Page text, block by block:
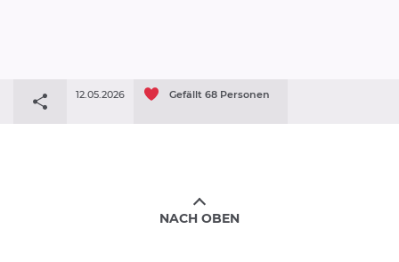
Gefällt 68 Personen
12.05.2026
NACH OBEN